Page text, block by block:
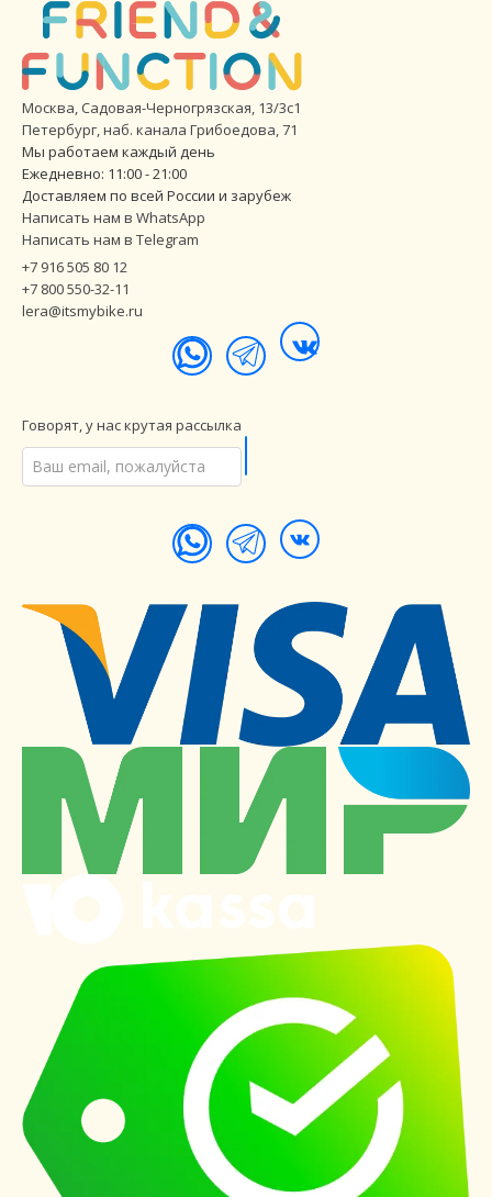
Москва, Садовая-Черногрязская, 13/3с1
Петербург,наб. канала Грибоедова, 71
Мы работаем каждый день
Ежедневно: 11:00 - 21:00
Доставляем по всей России и зарубеж
Написать нам в WhatsApp
Написать нам в Telegram
+7 916 505 80 12
+7 800 550-32-11
lera@itsmybike.ru
Говорят, у нас крутая рассылка